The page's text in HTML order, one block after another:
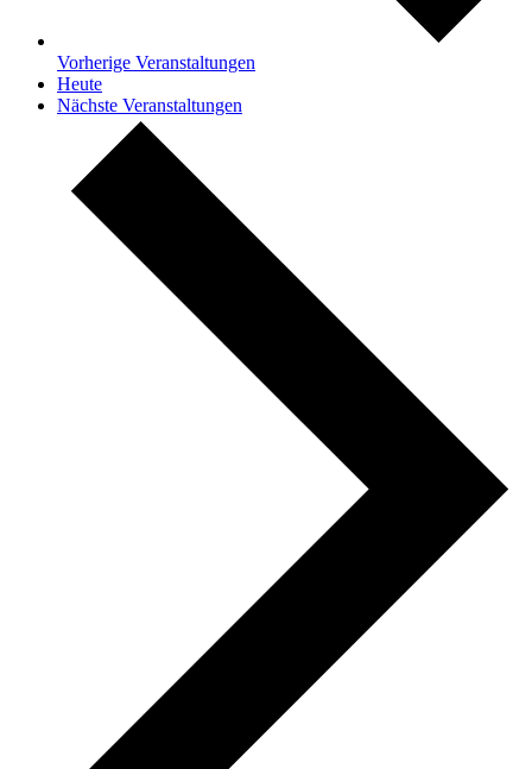
Vorherige Veranstaltungen
Heute
Nächste Veranstaltungen